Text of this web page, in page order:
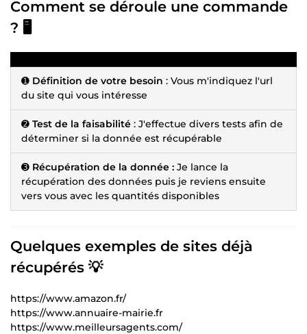
Comment se déroule une commande
? 🖥️
➊ Définition de votre besoin : Vous m'indiquez l'url
du site qui vous intéresse
➋ Test de la faisabilité : J'effectue divers tests afin de
déterminer si la donnée est récupérable
➌ Récupération de la donnée : Je lance la
récupération des données puis je reviens ensuite
vers vous avec les quantités disponibles
Quelques exemples de sites déjà
récupérés 💡
https://www.amazon.fr/
https://www.annuaire-mairie.fr
https://www.meilleursagents.com/